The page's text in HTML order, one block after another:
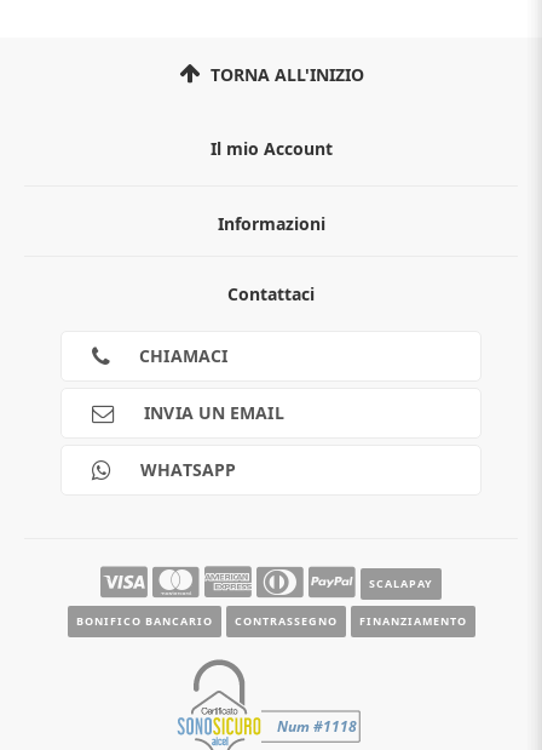
TORNA ALL'INIZIO
Il mio Account
Informazioni
Guida all'acquisto
Scalapay
Contattaci
CHIAMACI
INVIA UN EMAIL
WHATSAPP
SCALAPAY
BONIFICO BANCARIO CONTRASSEGNO FINANZIAMENTO